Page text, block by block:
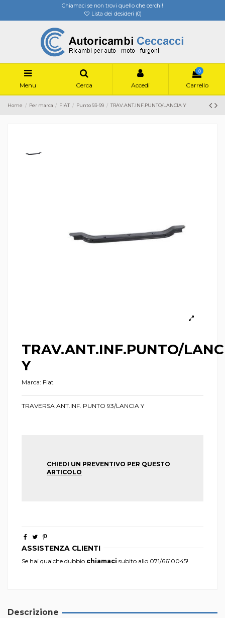
Chiamaci se non trovi quello che cerchi!
Lista dei desideri (0)
Menu Cerca Accedi
0
Carrello
Home Per marca FIAT Punto 93-99 TRAV.ANT.INF.PUNTO/LANCIA Y
TRAV.ANT.INF.PUNTO/
Y
Marca: Fiat
TRAVERSA ANT.INF. PUNTO 93/LANCIA Y
CHIEDI UN PREVENTIVO PER QUESTO
ARTICOLO
ASSISTENZA CLIENTI
Se hai qualche dubbio chiamaci subito allo 071/6610045!
Descrizione